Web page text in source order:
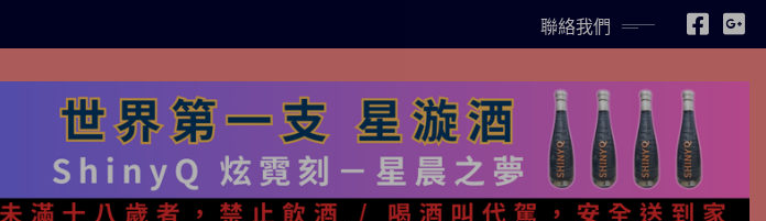
聯絡我們